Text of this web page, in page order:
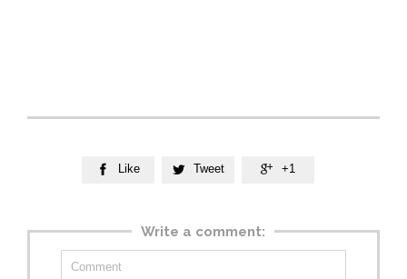
 Like  Tweet  +1
Write a comment: